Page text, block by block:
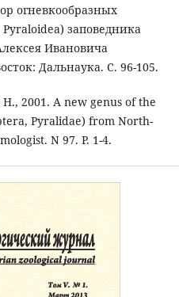
огневкообразных
заповедника
Ивановича
Дальнаука. С. 96-105.
2001. A new genus of the
Pyralidae) from North-
N 97. Р. 1-4.